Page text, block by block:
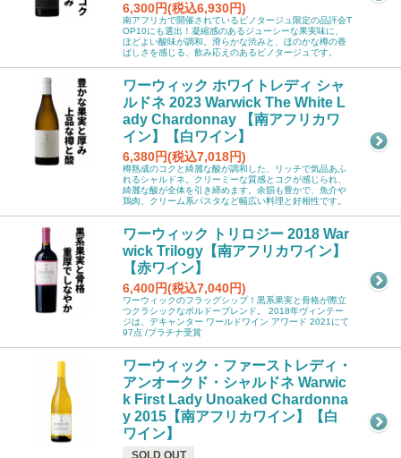
6,300円(税込6,930円)
南アフリカで開催されているピノタージュ限定の品評会T
OP10にも選出！凝縮感のあるジューシーな果実味に、
ほどよい酸味が調和。滑らかな渋みと、ほのかな樽の香
ばしさを感じる、飲み応えのあるピノタージュです。
ワーウィック ホワイトレディ シャ
ルドネ 2023 Warwick The White L
ady Chardonnay 【南アフリカワ
イン】【白ワイン】
6,380円(税込7,018円)
樽熟成のコクと綺麗な酸が調和した、リッチで気品あふ
れるシャルドネ。クリーミーな質感とコクが感じられ、
綺麗な酸が全体を引き締めます。余韻も豊かで、魚介や
鶏肉、クリーム系パスタなど幅広い料理と好相性です。
ワーウィック トリロジー 2018 War
wick Trilogy【南アフリカワイン】
【赤ワイン】
6,400円(税込7,040円)
ワーウィックのフラッグシップ！黒系果実と骨格が際立
つクラシックなボルドーブレンド。 2018年ヴィンテー
ジは、デキャンター ワールドワイン アワード 2021にて
97点 /プラチナ受賞
ワーウィック・ファーストレディ・
アンオークド・シャルドネ Warwic
k First Lady Unoaked Chardonna
y 2015【南アフリカワイン】【白
ワイン】
SOLD OUT